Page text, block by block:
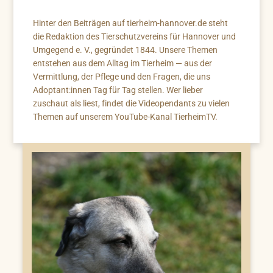
Hinter den Beiträgen auf tierheim-hannover.de steht
die Redaktion des Tierschutzvereins für Hannover und
Umgegend e. V., gegründet 1844. Unsere Themen
entstehen aus dem Alltag im Tierheim — aus der
Vermittlung, der Pflege und den Fragen, die uns
Adoptant:innen Tag für Tag stellen. Wer lieber
zuschaut als liest, findet die Videopendants zu vielen
Themen auf unserem YouTube-Kanal TierheimTV.